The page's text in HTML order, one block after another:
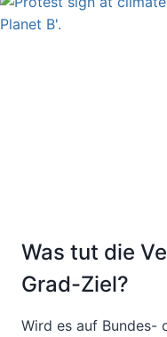
DEN
Was tut die
Grad-Ziel?
Wird es auf Bundes-